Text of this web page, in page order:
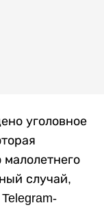
уголовное
малолетнего
случай,